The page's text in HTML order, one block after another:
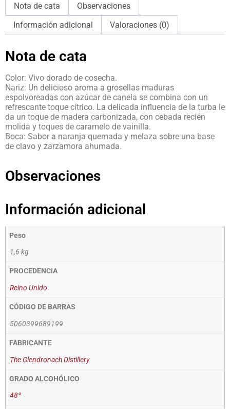
Nota de cata
Observaciones
Información adicional
Valoraciones (0)
Nota de cata
Color: Vivo dorado de cosecha.
Nariz: Un delicioso aroma a grosellas maduras
espolvoreadas con azúcar de canela se combina con un
refrescante toque cítrico. La delicada influencia de la turba le
da un toque de madera carbonizada, con cebada recién
molida y toques de caramelo de vainilla.
Boca: Sabor a naranja quemada y melaza sobre una base
de clavo y zarzamora ahumada.
Observaciones
Información adicional
Peso
1,6 kg
PROCEDENCIA
Reino Unido
CÓDIGO DE BARRAS
5060399689199
FABRICANTE
The Glendronach Distillery
GRADO ALCOHÓLICO
48º